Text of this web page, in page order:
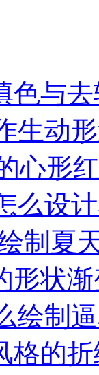
色与
生动
心形
么设
制夏
形状
绘制
格的